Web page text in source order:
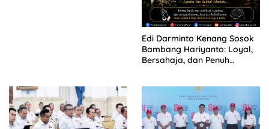
Edi Darminto Kenang Sosok
Bambang Hariyanto: Loyal,
Bersahaja, dan Penuh